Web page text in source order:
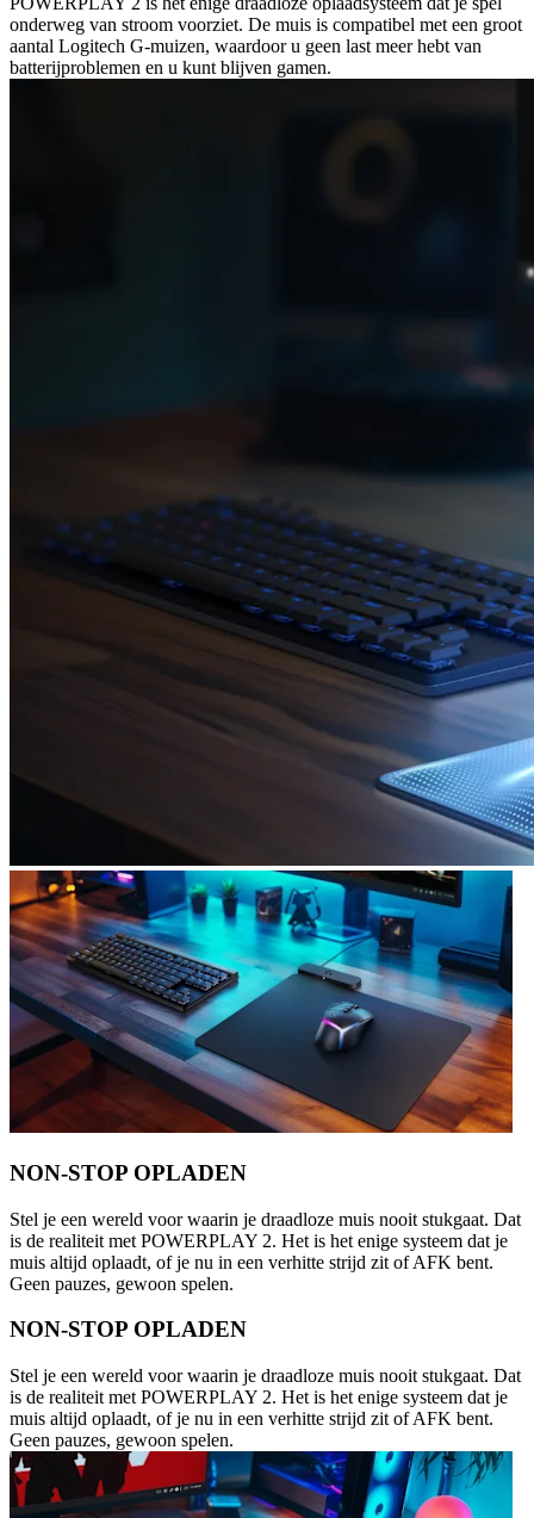
onderweg van stroom voorziet. De muis is compatibel met een groot
aantal Logitech G-muizen, waardoor u geen last meer hebt van
batterijproblemen en u kunt blijven gamen.
NON-STOP OPLADEN
Stel je een wereld voor waarin je draadloze muis nooit stukgaat. Dat
is de realiteit met POWERPLAY 2. Het is het enige systeem dat je
muis altijd oplaadt, of je nu in een verhitte strijd zit of AFK bent.
Geen pauzes, gewoon spelen.
NON-STOP OPLADEN
Stel je een wereld voor waarin je draadloze muis nooit stukgaat. Dat
is de realiteit met POWERPLAY 2. Het is het enige systeem dat je
muis altijd oplaadt, of je nu in een verhitte strijd zit of AFK bent.
Geen pauzes, gewoon spelen.